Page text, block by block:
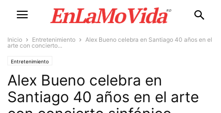
Inicio Entretenimiento
Alex Bueno celebra en Santiago 40 años en el
arte con concierto...
Entretenimiento
Alex Bueno celebra en
Santiago 40 años en el arte